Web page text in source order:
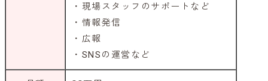
・現場スタッフのサポートなど
・情報発信
・広報
・SNSの運営など